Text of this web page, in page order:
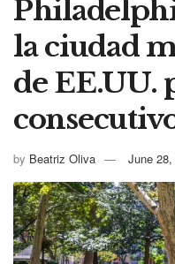
la ciudad
de EE.UU.
by Beatriz Oliva June